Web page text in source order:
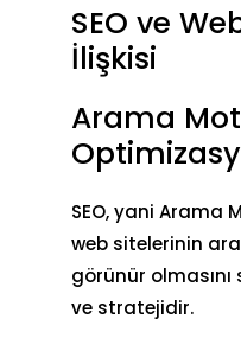
SEO ve
İlişkisi
Arama
SEO, yani Arama
web sitelerinin
görünür
ve stratejidir.